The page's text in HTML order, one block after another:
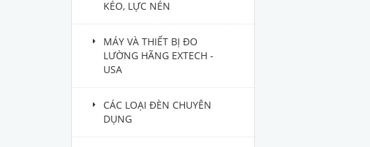
KÉO, LỰC NÉN
MÁY VÀ THIẾT BỊ ĐO
LƯỜNG HÃNG EXTECH -
USA
CÁC LOẠI ĐÈN CHUYÊN
DỤNG